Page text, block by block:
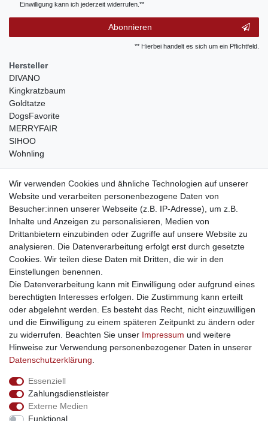
Einwilligung kann ich jederzeit widerrufen.**
Abonnieren
** Hierbei handelt es sich um ein Pflichtfeld.
Hersteller
DIVANO
Kingkratzbaum
Goldtatze
DogsFavorite
MERRYFAIR
SIHOO
Wohnling
weitere Shops
traumlampen- Lampen und Kronleuchter
kinderwagencenter- Exklusive und günstige Kinderwagen
gastrogeraete24- alles für Gastronomie und Imbiss
soziale Medien
Facebook
sicher einkaufen
Sichere Bestellung und Zahlung via SSL Verschlüsselung
Wir verwenden Cookies und ähnliche Technologien auf unserer
Website und verarbeiten personenbezogene Daten von
Besucher:innen unserer Webseite (z.B. IP-Adresse), um z.B.
Inhalte und Anzeigen zu personalisieren, Medien von
Drittanbietern einzubinden oder Zugriffe auf unsere Website zu
analysieren. Die Datenverarbeitung erfolgt erst durch gesetzte
Cookies. Wir teilen diese Daten mit Dritten, die wir in den
Einstellungen benennen.
Die Datenverarbeitung kann mit Einwilligung oder aufgrund eines
berechtigten Interesses erfolgen. Die Zustimmung kann erteilt
oder abgelehnt werden. Es besteht das Recht, nicht einzuwilligen
und die Einwilligung zu einem späteren Zeitpunkt zu ändern oder
zu widerrufen. Beachten Sie unser Impressum und weitere
Hinweise zur Verwendung personenbezogener Daten in unserer
Daten­schutz­erklärung
Essenziell
Zahlungsdienstleister
Externe Medien
Funktional
Widerrufs­recht Widerrufs­formular